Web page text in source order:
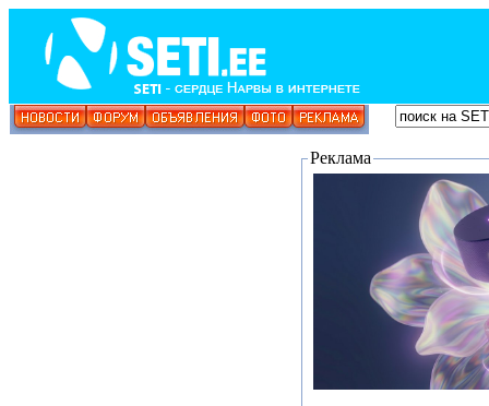
Реклама